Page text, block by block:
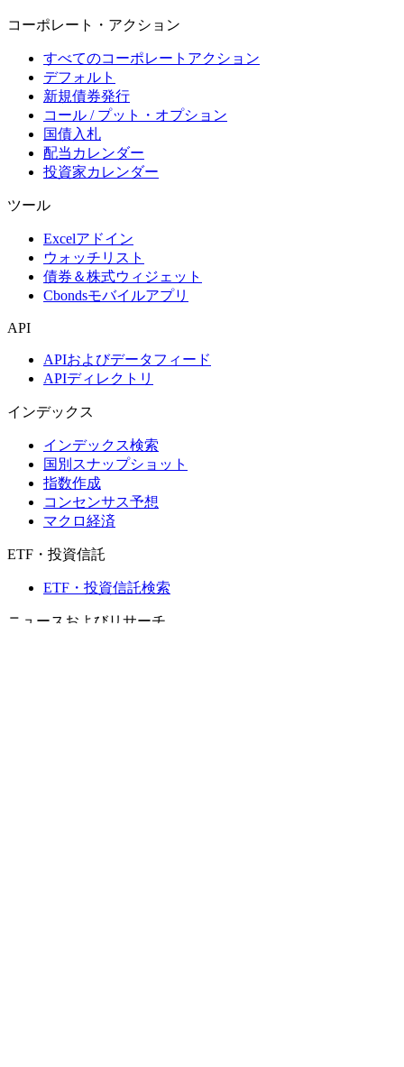
コーポレート・アクション
すべてのコーポレートアクション
デフォルト
新規債券発行
コール / プット・オプション
国債入札
配当カレンダー
投資家カレンダー
ツール
Excelアドイン
ウォッチリスト
債券＆株式ウィジェット
Cbondsモバイルアプリ
API
APIおよびデータフィード
APIディレクトリ
インデックス
インデックス検索
国別スナップショット
指数作成
コンセンサス予想
マクロ経済
ETF・投資信託
ETF・投資信託検索
ニュースおよびリサーチ